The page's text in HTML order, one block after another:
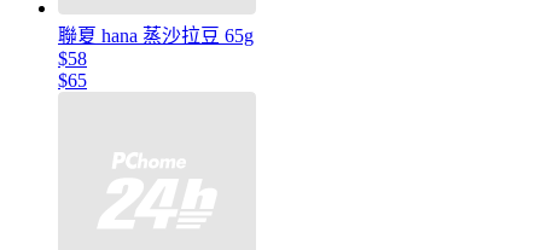
聯夏 hana 蒸沙拉豆 65g
$58
$65